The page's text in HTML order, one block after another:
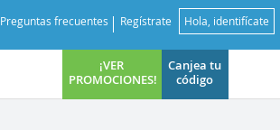
Preguntas frecuentes Regístrate Hola, identifícate
Canjea tu
código
¡VER
PROMOCIONES!